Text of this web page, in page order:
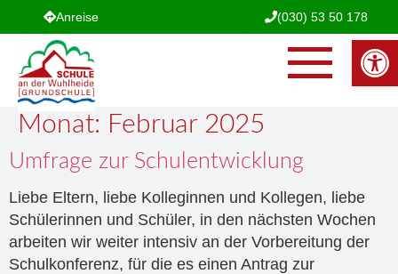
(030) 53 50 178
Anreise
Monat: Februar 2025
Umfrage zur Schulentwicklung
Liebe Eltern, liebe Kolleginnen und Kollegen, liebe
Schülerinnen und Schüler, in den nächsten Wochen
arbeiten wir weiter intensiv an der Vorbereitung der
Schulkonferenz, für die es einen Antrag zur